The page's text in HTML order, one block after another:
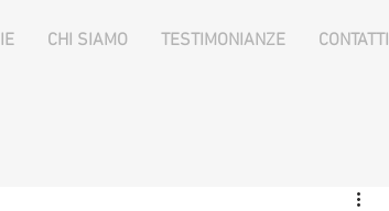
CHI SIAMO TESTIMONIANZE CONTATTI